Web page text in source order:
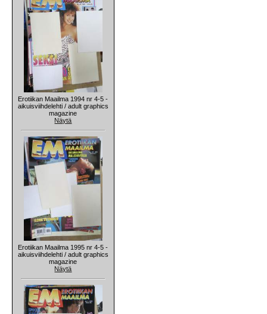
Erotiikan Maailma 1994 nr 4-5 -
aikuisviihdelehti / adult graphics
magazine
Näytä
Erotiikan Maailma 1995 nr 4-5 -
aikuisviihdelehti / adult graphics
magazine
Näytä